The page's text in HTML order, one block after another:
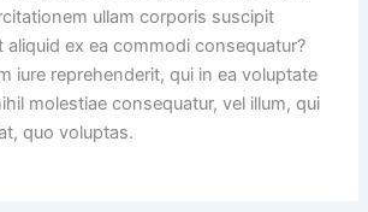
ullam corporis suscipit
aliquid ex ea commodi consequatur?
iure reprehenderit, qui in ea voluptate
molestiae consequatur, vel illum, qui
quo voluptas.